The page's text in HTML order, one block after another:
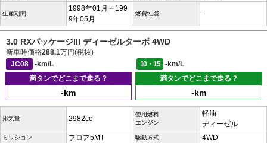
生産期間
1998年01月～199
9年05月
燃費性能 -
3.0 RXパッケージIII ディーゼルターボ 4WD
新車時価格288.1万円(税抜)
JC08
-km/L 10・15
-km/L
満タンでどこまで走る？
-km
満タンでどこまで走る？
-km
排気量 2982cc
使用燃料
エンジン
軽油
ディーゼル
ミッション フロア5MT 駆動方式 4WD